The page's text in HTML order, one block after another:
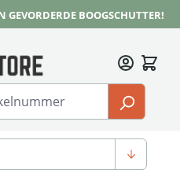
GEVORDERDE BOOGSCHUTTER!